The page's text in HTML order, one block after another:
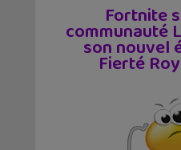
Fortnite
communauté
son nouvel
Fierté